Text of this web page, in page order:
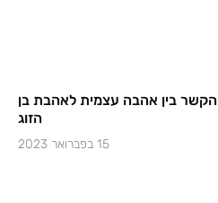
הקשר בין אהבה עצמית לאהבת בן
הזוג
15 בפברואר 2023